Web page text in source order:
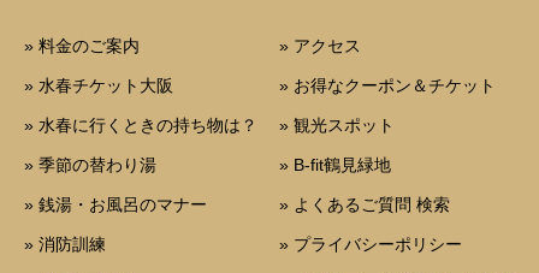
» 料金のご案内 » アクセス
» 水春チケット大阪 » お得なクーポン＆チケット
» 水春に行くときの持ち物は？ » 観光スポット
» 季節の替わり湯 » B-fit鶴見緑地
» 銭湯・お風呂のマナー » よくあるご質問 検索
» 消防訓練 » プライバシーポリシー